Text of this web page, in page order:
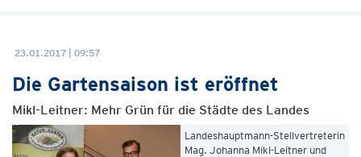
23.01.2017 | 09:57
Die Gartensaison ist eröffnet
Mikl-Leitner: Mehr Grün für die Städte des Landes
Landeshauptmann-Stellvertreterin
Mag. Johanna Mikl-Leitner und